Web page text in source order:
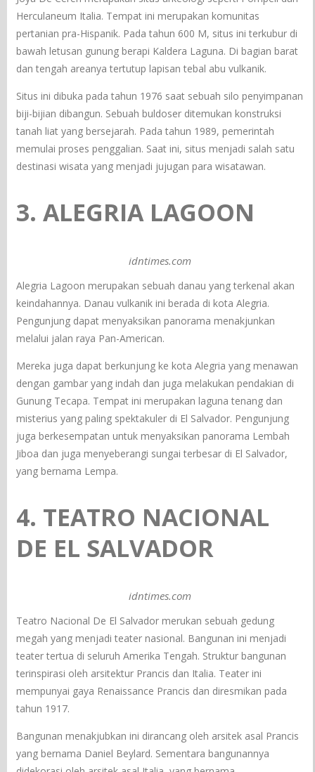
Herculaneum Italia. Tempat ini merupakan komunitas
pertanian pra-Hispanik. Pada tahun 600 M, situs ini terkubur di
bawah letusan gunung berapi Kaldera Laguna. Di bagian barat
dan tengah areanya tertutup lapisan tebal abu vulkanik.
Situs ini dibuka pada tahun 1976 saat sebuah silo penyimpanan
biji-bijian dibangun. Sebuah buldoser ditemukan konstruksi
tanah liat yang bersejarah. Pada tahun 1989, pemerintah
memulai proses penggalian. Saat ini, situs menjadi salah satu
destinasi wisata yang menjadi jujugan para wisatawan.
3. ALEGRIA LAGOON
idntimes.com
Alegria Lagoon merupakan sebuah danau yang terkenal akan
keindahannya. Danau vulkanik ini berada di kota Alegria.
Pengunjung dapat menyaksikan panorama menakjunkan
melalui jalan raya Pan-American.
Mereka juga dapat berkunjung ke kota Alegria yang menawan
dengan gambar yang indah dan juga melakukan pendakian di
Gunung Tecapa. Tempat ini merupakan laguna tenang dan
misterius yang paling spektakuler di El Salvador. Pengunjung
juga berkesempatan untuk menyaksikan panorama Lembah
Jiboa dan juga menyeberangi sungai terbesar di El Salvador,
yang bernama Lempa.
4. TEATRO NACIONAL
DE EL SALVADOR
idntimes.com
Teatro Nacional De El Salvador merukan sebuah gedung
megah yang menjadi teater nasional. Bangunan ini menjadi
teater tertua di seluruh Amerika Tengah. Struktur bangunan
terinspirasi oleh arsitektur Prancis dan Italia. Teater ini
mempunyai gaya Renaissance Prancis dan diresmikan pada
tahun 1917.
Bangunan menakjubkan ini dirancang oleh arsitek asal Prancis
yang bernama Daniel Beylard. Sementara bangunannya